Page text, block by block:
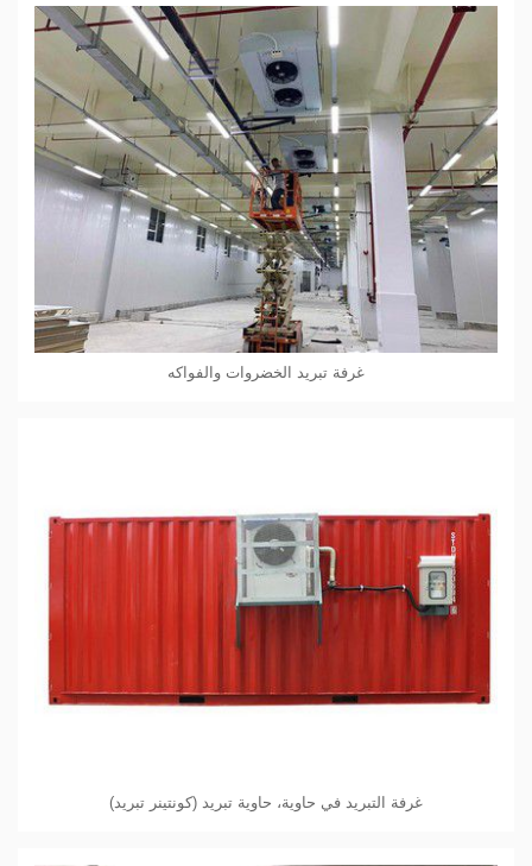
غرفة تبريد الخضروات والفواكه
غرفة التبريد في حاوية، حاوية تبريد (كونتينر تبريد)